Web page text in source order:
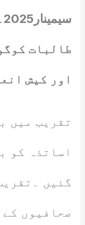
طالبات
اور کیش
تقریب میں
اساتذہ کو
گئیں
صحافیوں کے